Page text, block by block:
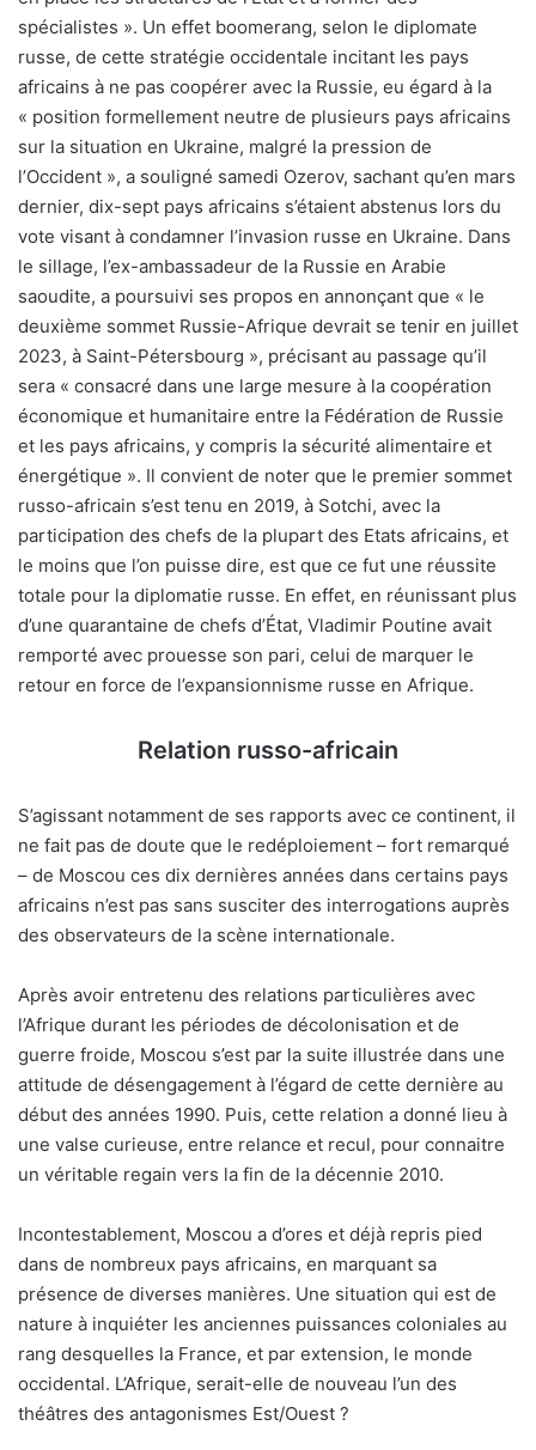
spécialistes ». Un effet boomerang, selon le diplomate
russe, de cette stratégie occidentale incitant les pays
africains à ne pas coopérer avec la Russie, eu égard à la
« position formellement neutre de plusieurs pays africains
sur la situation en Ukraine, malgré la pression de
l’Occident », a souligné samedi Ozerov, sachant qu’en mars
dernier, dix-sept pays africains s’étaient abstenus lors du
vote visant à condamner l’invasion russe en Ukraine. Dans
le sillage, l’ex-ambassadeur de la Russie en Arabie
saoudite, a poursuivi ses propos en annonçant que « le
deuxième sommet Russie-Afrique devrait se tenir en juillet
2023, à Saint-Pétersbourg », précisant au passage qu’il
sera « consacré dans une large mesure à la coopération
économique et humanitaire entre la Fédération de Russie
et les pays africains, y compris la sécurité alimentaire et
énergétique ». Il convient de noter que le premier sommet
russo-africain s’est tenu en 2019, à Sotchi, avec la
participation des chefs de la plupart des Etats africains, et
le moins que l’on puisse dire, est que ce fut une réussite
totale pour la diplomatie russe. En effet, en réunissant plus
d’une quarantaine de chefs d’État, Vladimir Poutine avait
remporté avec prouesse son pari, celui de marquer le
retour en force de l’expansionnisme russe en Afrique.
Relation russo-africain
S’agissant notamment de ses rapports avec ce continent, il
ne fait pas de doute que le redéploiement – fort remarqué
– de Moscou ces dix dernières années dans certains pays
africains n’est pas sans susciter des interrogations auprès
des observateurs de la scène internationale.
Après avoir entretenu des relations particulières avec
l’Afrique durant les périodes de décolonisation et de
guerre froide, Moscou s’est par la suite illustrée dans une
attitude de désengagement à l’égard de cette dernière au
début des années 1990. Puis, cette relation a donné lieu à
une valse curieuse, entre relance et recul, pour connaitre
un véritable regain vers la fin de la décennie 2010.
Incontestablement, Moscou a d’ores et déjà repris pied
dans de nombreux pays africains, en marquant sa
présence de diverses manières. Une situation qui est de
nature à inquiéter les anciennes puissances coloniales au
rang desquelles la France, et par extension, le monde
occidental. L’Afrique, serait-elle de nouveau l’un des
théâtres des antagonismes Est/Ouest ?